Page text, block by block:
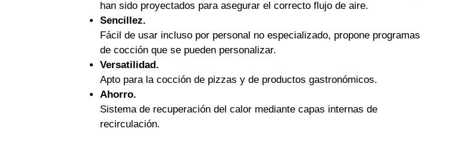
han sido proyectados para asegurar el correcto flujo de aire.
Sencillez.
Fácil de usar incluso por personal no especializado, propone programas
de cocción que se pueden personalizar.
Versatilidad.
Apto para la cocción de pizzas y de productos gastronómicos.
Ahorro.
Sistema de recuperación del calor mediante capas internas de
recirculación.